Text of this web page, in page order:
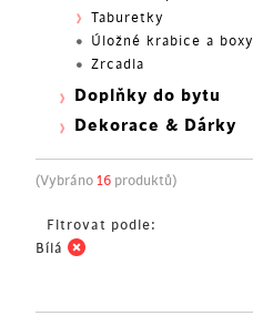
Taburetky
Úložné krabice a boxy
Zrcadla
Doplňky do bytu
Dekorace & Dárky
(Vybráno 16 produktů)
Fitrovat podle:
Bílá